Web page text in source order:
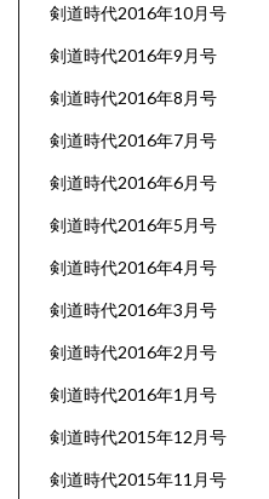
剣道時代2016年10月号
剣道時代2016年9月号
剣道時代2016年8月号
剣道時代2016年7月号
剣道時代2016年6月号
剣道時代2016年5月号
剣道時代2016年4月号
剣道時代2016年3月号
剣道時代2016年2月号
剣道時代2016年1月号
剣道時代2015年12月号
剣道時代2015年11月号